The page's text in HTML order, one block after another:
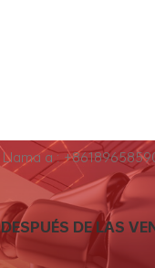
Llama a :
DESPUÉS DE LAS